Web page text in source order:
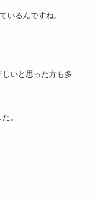
いるんですね。
いと思った方も多
。